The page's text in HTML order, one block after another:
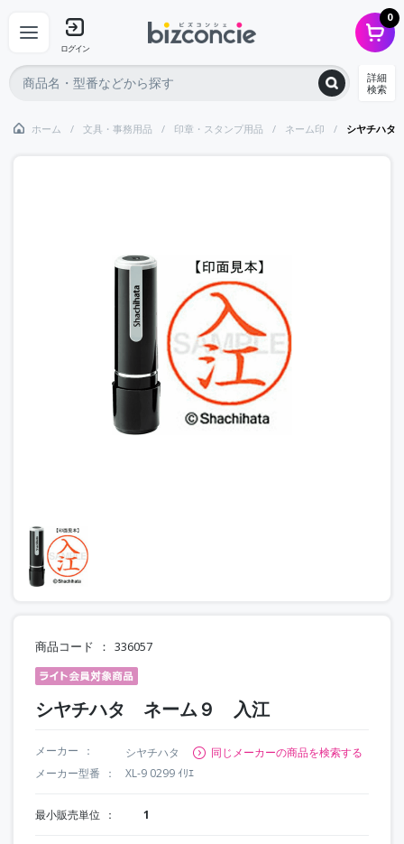
ログイン
0
詳細
検索
ホーム 文具・事務用品 印章・スタンプ用品 ネーム印 シヤチハ
商品コード 336057
シヤチハタ ネーム９ 入江
メーカー シヤチハタ
同じメーカーの商品を検索する
メーカー型番
XL-9 0299 ｲﾘｴ
最小販売単位 1